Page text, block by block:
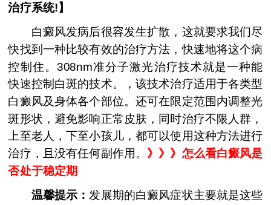
治疗系统!】
白癜风发病后很容发生扩散，这就要求我们尽
快找到一种比较有效的治疗方法，快速地将这个病
控制住。308nm准分子激光治疗技术就是一种能
快速控制白斑的技术。，该技术治疗适用于各类型
白癜风及身体各个部位。还可在限定范围内调整光
斑形状，避免影响正常皮肤，同时治疗不限人群，
上至老人，下至小孩儿，都可以使用这种方法进行
治疗，且没有任何副作用。 》》》 怎么看白癜风是
否处于稳定期
温馨提示：发展期的白癜风症状主要就是这些